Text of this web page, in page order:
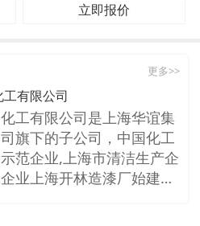
立即报价
更多>>
有限公司
工有限公司是上海华谊集
旗下的子公司，中国化工
范企业,上海市清洁生产企
业上海开林造漆厂始建于